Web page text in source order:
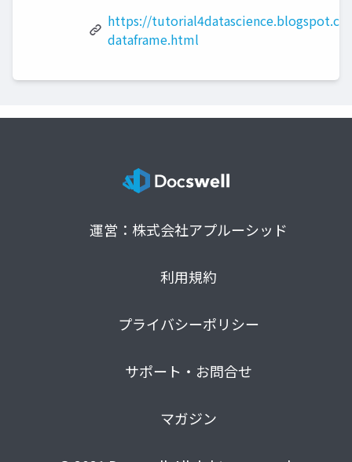
https://
dataframe.html
運営：株式会社アプルーシッド
利用規約
プライバシーポリシー
サポート・お問合せ
マガジン